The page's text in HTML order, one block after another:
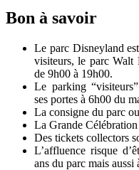
Bon à savoir
Le parc Disneyland
visiteurs, le parc Walt
de 9h00 à 19h00.
Le parking
ses portes à 6h00 du
La consigne du parc
La Grande
Des tickets collectors
L’affluence risque
ans du parc mais aussi